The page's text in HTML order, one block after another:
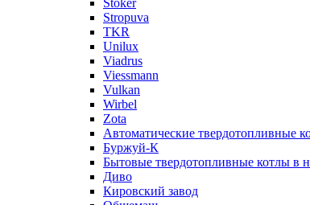
Stoker
Stropuva
TKR
Unilux
Viadrus
Viessmann
Vulkan
Wirbel
Zota
Автоматические твердотопливные
Буржуй-К
Бытовые твердотопливные котлы в
Диво
Кировский завод